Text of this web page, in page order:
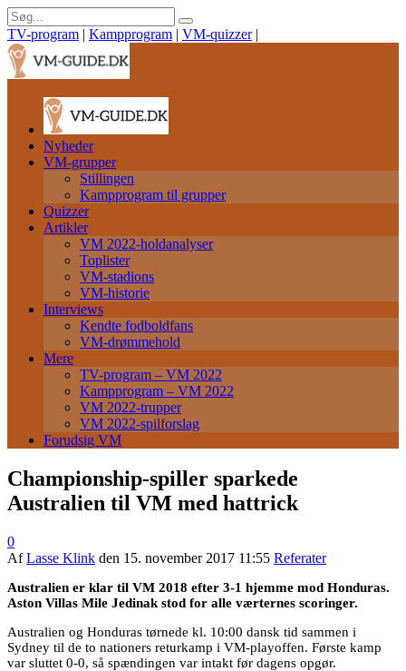
TV-program | Kampprogram | VM-quizzer |
Nyheder
VM-grupper
Stillingen
Kampprogram til grupper
Quizzer
Artikler
VM 2022-holdanalyser
Toplister
VM-stadions
VM-historie
Interviews
Kendte fodboldfans
VM-drømmehold
Mere
TV-program – VM 2022
Kampprogram – VM 2022
VM 2022-trupper
VM 2022-spilforslag
Forudsig VM
Championship-spiller sparkede
Australien til VM med hattrick
0
AfLasse Klink den 15. november 2017 11:55 Referater
Australien er klar til VM 2018 efter 3-1 hjemme mod Honduras.
Aston Villas Mile Jedinak stod for alle værternes scoringer.
Australien og Honduras tørnede kl. 10:00 dansk tid sammen i
Sydney til de to nationers returkamp i VM-playoffen. Første kamp
var sluttet 0-0, så spændingen var intakt før dagens opgør.